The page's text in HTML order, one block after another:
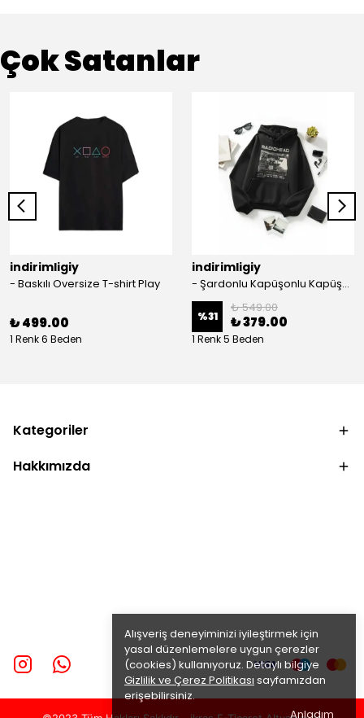
Alışveriş deneyiminizi iyileştirmek için
yasal düzenlemelere uygun çerezler
(cookies) kullanıyoruz. Detaylı bilgiye
Gizlilik ve Çerez Politikası sayfamızdan
erişebilirsiniz.
Anladım
Çok Satanlar
indirimligiy
- Baskılı Oversize T-shirt Play
₺ 499.00
1 Renk 6 Beden
indirimligiy
- Şardonlu Kapüşonlu Kapüşonlu Kanguru Cep Oversize Lastik Paça Sweatshirt Takimi
%31
₺ 549.00
₺ 379.00
1 Renk 5 Beden
Kategoriler
Hakkımızda